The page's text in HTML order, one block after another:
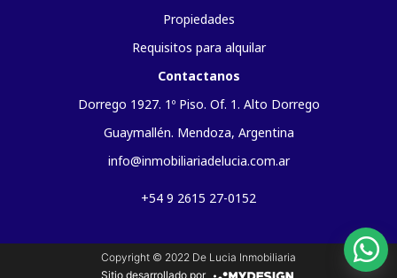
Propiedades
Requisitos para alquilar
Contactanos
Dorrego 1927. 1º Piso. Of. 1. Alto Dorrego
Guaymallén. Mendoza, Argentina
info@inmobiliariadelucia.com.ar
+54 9 2615 27-0152
Copyright © 2022 De Lucia Inmobiliaria
Sitio desarrollado por